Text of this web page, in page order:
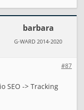
barbara
G-WARD 2014-2020
#87
SEO -> Tracking